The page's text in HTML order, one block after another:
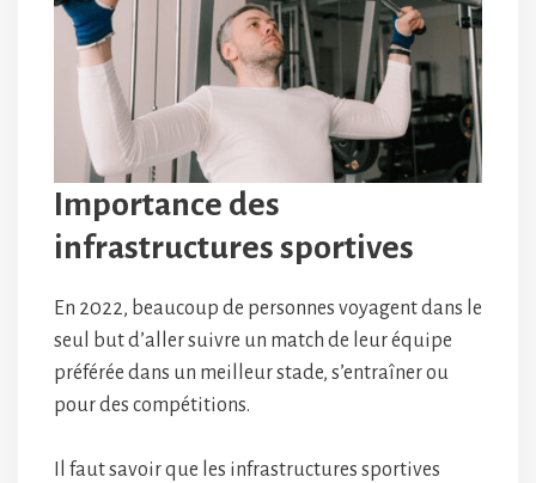
Importance des
infrastructures sportives
En 2022, beaucoup de personnes voyagent dans le
seul but d’aller suivre un match de leur équipe
préférée dans un meilleur stade, s’entraîner ou
pour des compétitions.
Il faut savoir que les infrastructures sportives